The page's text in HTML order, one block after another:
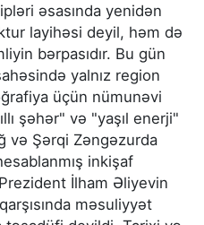
əsasında yenidən
layihəsi deyil, həm də
bərpasıdır. Bu gün
yalnız region
üçün nümunəvi
şəhər" və "yaşıl enerji"
və Şərqi Zəngəzurda
inkişaf
İlham Əliyevin
məsuliyyət